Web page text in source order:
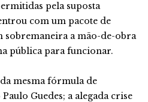
pela suposta
com um pacote de
sobremaneira a mão-de-obra
pública para funcionar.
mesma fórmula de
Guedes; a alegada crise